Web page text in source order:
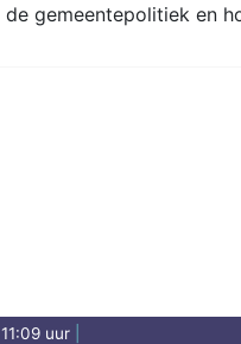
gemeentepolitiek en
in Roden en
bereikbaarheid en
uur